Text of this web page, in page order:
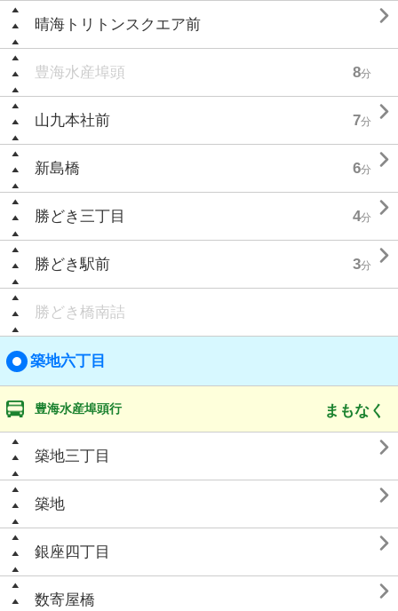
晴海トリトンスクエア前 
豊海水産埠頭 8分
山九本社前 7分 
新島橋 6分 
勝どき三丁目 4分 
勝どき駅前 3分 
勝どき橋南詰
築地六丁目
豊海水産埠頭行 まもなく
築地三丁目 
築地 
銀座四丁目 
数寄屋橋 